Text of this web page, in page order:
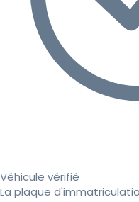
Véhicule vérifié
La plaque